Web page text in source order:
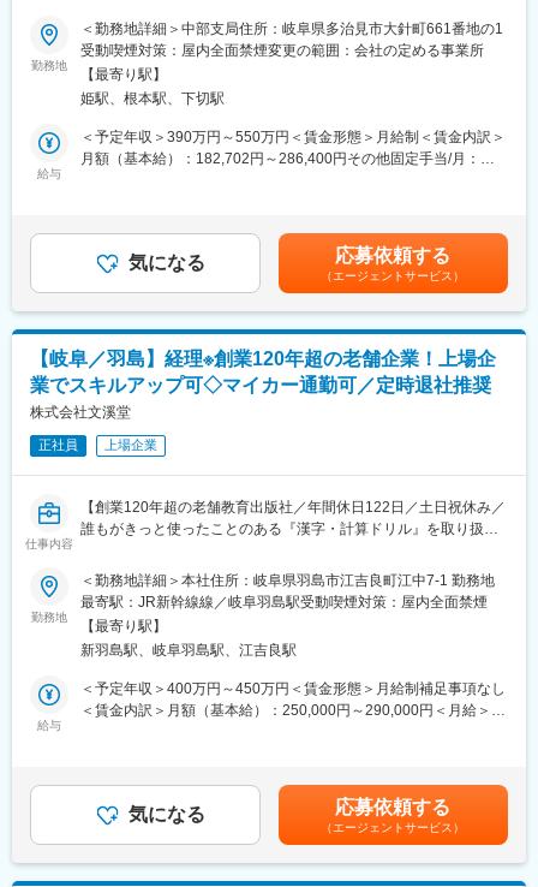
・マーケティングオートメーションを活用した顧客フォロー戦略
■ 成長機会
・一流のビジネスパーソンのスキルセット
・プロジェクトマネジメント経験をつめる
・将来的には、ボードメンバーとしてマネジメントに参画
メンバーの「働き方改革」に本気で取り組んでおり、残業削減
（遅くとも20時退社）・リモートワークも導入しております。
社員平均の残業時間は20時間以内を達成（2025年実績）、どなた
にも優しい産育休制度や時短勤務制度、
時間有給制度なども充実しております。
高いパフォーマンスを発揮し続けていただくために、仕事をしや
すい環境とスキルが磨ける勉強の場も提供しております。
オフィスには高品質なオカムラのオフィスチェアを使用する仕事
場、定期的な社内勉強会の開催、書籍購入補助など環境作りにも
徹底的に取り組んでいます。
■業務内容：
流通小売業（スーパーマーケットやドラッグストア等）に特化
し、さまざまな面から販売促進（売上UP）をトータル支援する当
社にて、「企画営業・販促プランナー」のお仕事をお任せしま
す。
の制作に関するディレクション業務全般
◇クライアントとの打合せ、原稿管理、制作指示、校正などを行
当社で「チラシ」掲載商品の管理や打合わせをお願いします。ク
ライアントの売りたい商品を正確にチラシにし、お客様の元へ情
報を届ける架け橋となる業務です。コツコツと積み重ねることが
得意な方を歓迎します。将来的には、クライアントの販促促進の
企画立案や実行などもお任せします。
※中途入社者が8割以上のため、中途入社のハンデは一切ありませ
ん！
変更の範囲：会社の定める業務
勤務地
＜勤務地詳細＞中部支局住所：岐阜県多治見市大針町661番地の1
受動喫煙対策：屋内全面禁煙変更の範囲：会社の定める事業所
【最寄り駅】
姫駅、根本駅、下切駅
給与
＜予定年収＞390万円～550万円＜賃金形態＞月給制＜賃金内訳＞
月額（基本給）：182,702円～286,400円その他固定手当/月：
業手当＞有＜給与補足＞■入社祝金制度あり入社時に20万円、試
用期間終了後に10万円。合計30万円を支給します。■昇給：年1回
■賞与：年1回（前年度実績：1か月分）賃金はあくまでも目安の
金額であり、選考を通じて上下する可能性があります。月給(月額)
は固定手当を含めた表記です。
気になる 応募依頼する
（エージェントサービス）
【岐阜／羽島】経理※創業120年超の老舗企業！上場企
業でスキルアップ可◇マイカー通勤可／定時退社推奨
株式会社文溪堂
正社員 上場企業
仕事内容
【創業120年超の老舗教育出版社／年間休日122日／土日祝休み／
誰もがきっと使ったことのある『漢字・計算ドリル』を取り扱っ
■職務内容：
小学校向けの教材教具や教育ソフトなどを取り扱っている当社の
経理部において、経理職として下記業務をお任せいたします。
◆経理部において上場経理業務全般に従事頂きます。
・日次、月次、年次（仕訳、債権債務管理、固定資産管理、原価
・税理士法人、監査法人対応
・予算統制（予実算分析、管理会計）
勤務地
＜勤務地詳細＞本社住所：岐阜県羽島市江吉良町江中7-1 勤務地
最寄駅：JR新幹線線／岐阜羽島駅受動喫煙対策：屋内全面禁煙
【最寄り駅】
新羽島駅、岐阜羽島駅、江吉良駅
給与
＜予定年収＞400万円～450万円＜賃金形態＞月給制補足事項なし
＜賃金内訳＞月額（基本給）：250,000円～290,000円＜月給＞
考を通じて上下する可能性があります。月給(月額)は固定手当を含
めた表記です。
気になる 応募依頼する
（エージェントサービス）